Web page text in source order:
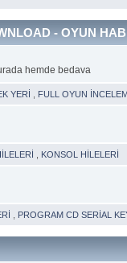
- OYUN
hemde bedava
YERİ FULL OYUN
KONSOL HİLELERİ
PROGRAM CD SERİAL